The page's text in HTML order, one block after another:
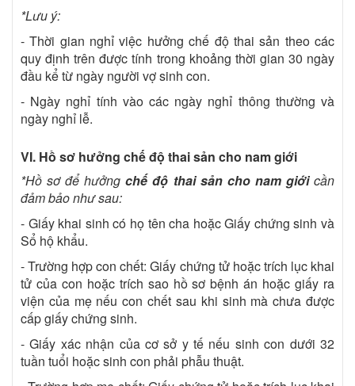
*Lưu ý:
- Thời gian nghỉ việc hưởng chế độ thai sản theo các
quy định trên được tính trong khoảng thời gian 30 ngày
đầu kể từ ngày người vợ sinh con.
- Ngày nghỉ tính vào các ngày nghỉ thông thường và
ngày nghỉ lễ.
VI. Hồ sơ hưởng chế độ thai sản cho nam giới
*Hồ sơ để hưởngchế độ thai sản cho nam giớicần
đảm bảo như sau:
- Giấy khai sinh có họ tên cha hoặc Giấy chứng sinh và
Sổ hộ khẩu.
- Trường hợp con chết: Giấy chứng tử hoặc trích lục khai
tử của con hoặc trích sao hồ sơ bệnh án hoặc giấy ra
viện của mẹ nếu con chết sau khi sinh mà chưa được
cấp giấy chứng sinh.
- Giấy xác nhận của cơ sở y tế nếu sinh con dưới 32
tuần tuổi hoặc sinh con phải phẫu thuật.